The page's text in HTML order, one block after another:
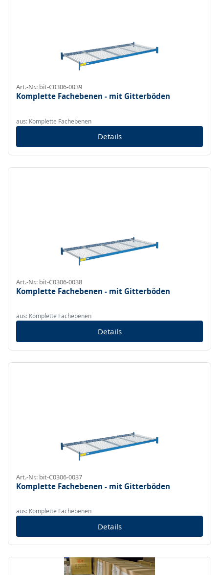
Art.-Nr.: bit-C0306-0039
Komplette Fachebenen - mit Gitterböden
aus: Komplette Fachebenen
Details
Art.-Nr.: bit-C0306-0038
Komplette Fachebenen - mit Gitterböden
aus: Komplette Fachebenen
Details
Art.-Nr.: bit-C0306-0037
Komplette Fachebenen - mit Gitterböden
aus: Komplette Fachebenen
Details